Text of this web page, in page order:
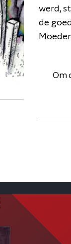
werd,
de
Om